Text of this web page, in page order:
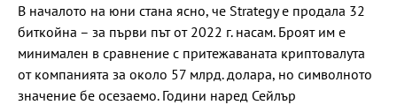
В началото на юни стана ясно, че Strategy е продала 32
биткойна – за първи път от 2022 г. насам. Броят им е
минимален в сравнение с притежаваната криптовалута
от компанията за около 57 млрд. долара, но символното
значение бе осезаемо. Години наред Сейлър